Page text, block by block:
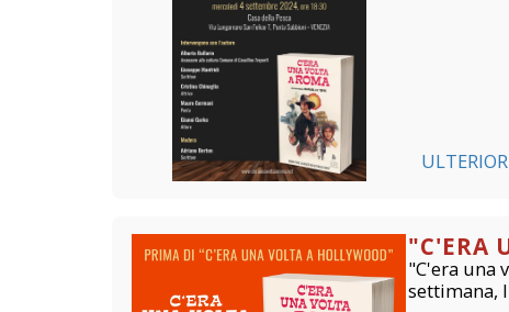
"C'ERA
"C'era una
settimana,